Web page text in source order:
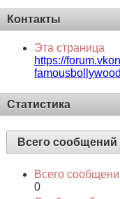
Контакты
Эта страница
https://
Статистика
Всего сообщений
Всего
0